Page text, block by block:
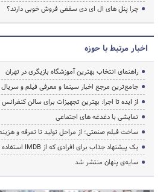
چرا پنل های ال ای دی سقفی فروش خوبی دارند؟
اخبار مرتبط با حوزه
راهنمای انتخاب بهترین آموزشگاه بازیگری در تهران
جامع‌ترین مرجع اخبار سینما و معرفی فیلم و سریال
از ایده تا اجرا: بهترین تجهیزات برای سالن
نمایشی با دغدغه های اجتماعی
ساخت فیلم صنعتی؛ از مراحل تولید تا تعرفه و
یک پیشنهاد جذاب برای افرادی که از IMDB استفاده می‌کنند
سایه‌ی پنهان منتشر شد